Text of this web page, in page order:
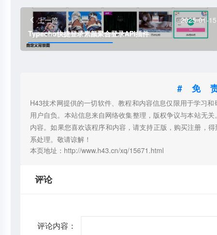
上一篇
2025-01-15
Typecho快捷登录素颜聚合登录API插件
#免
H43技术网提供的一切软件、教程和内容信息仅限用于学习
用户自负。本站信息来自网络收集整理，版权争议与本站无
内容。如果您喜欢该程序和内容，请支持正版，购买注册，
系处理。敬请谅解！
本页地址：http://www.h43.cn/xq/15671.html
评论
评论内容：